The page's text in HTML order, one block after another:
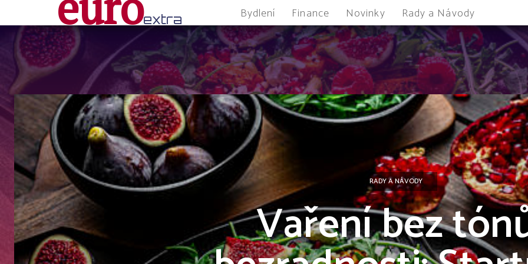
extra Bydlení Finance Novinky Rady a Návody
RADY A NÁVODY
Vaření bez